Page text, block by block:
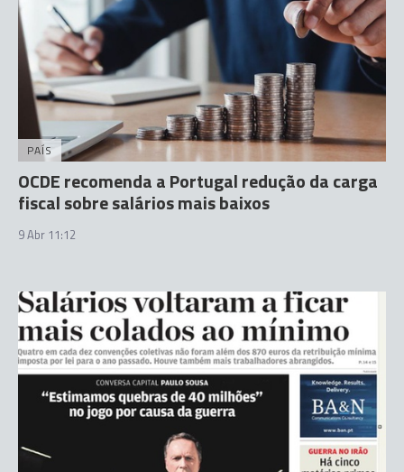
PAÍS
OCDE recomenda a Portugal redução da carga
fiscal sobre salários mais baixos
9 Abr 11:12